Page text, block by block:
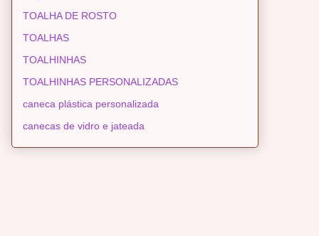
TOALHA DE ROSTO
TOALHAS
TOALHINHAS
TOALHINHAS PERSONALIZADAS
caneca plástica personalizada
canecas de vidro e jateada